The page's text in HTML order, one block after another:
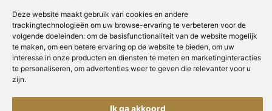
Deze website maakt gebruik van cookies en andere
trackingtechnologieën om uw browse-ervaring te verbeteren voor de
volgende doeleinden: om de basisfunctionaliteit van de website mogelijk
te maken, om een betere ervaring op de website te bieden, om uw
interesse in onze producten en diensten te meten en marketinginteracties
te personaliseren, om advertenties weer te geven die relevanter voor u
zijn.
Ik ga akkoord
Dealer worden?
Volg ons